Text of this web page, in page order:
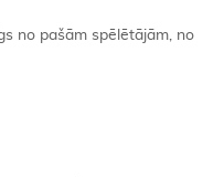
no pašām spēlētājām, no